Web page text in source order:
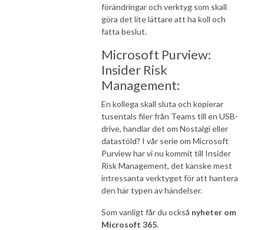
förändringar och verktyg som skall
göra det lite lättare att ha koll och
fatta beslut.
Microsoft Purview:
Insider Risk
Management:
En kollega skall sluta och kopierar
tusentals filer från Teams till en USB-
drive, handlar det om Nostalgi eller
datastöld? I vår serie om Microsoft
Purview har vi nu kommit till Insider
Risk Management, det kanske mest
intressanta verktyget för att hantera
den här typen av händelser.
Som vanligt får du också nyheter om
Microsoft 365.